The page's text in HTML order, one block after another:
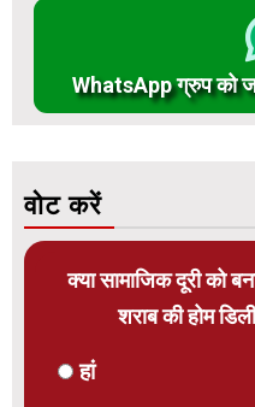
WhatsApp ग्रुप को
वोट करें
क्या सामाजिक दूरी को
शराब की होम
हां